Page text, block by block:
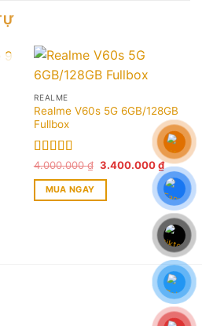
₫.
REALME
Realme V60s 5G 6GB/128GB
Fullbox
Được xếp
hạng5.005
sao
4.000.000₫ Giá
là:
4.000.000 ₫.
3.400.000₫Giá
hiện
tại
là:
MUA NGAY